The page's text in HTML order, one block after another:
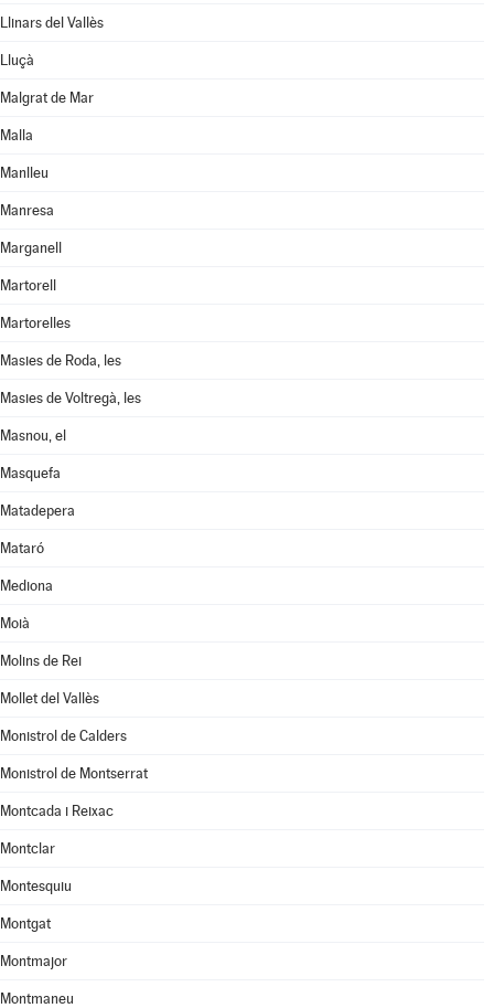
Llinars del Vallès
Lluçà
Malgrat de Mar
Malla
Manlleu
Manresa
Marganell
Martorell
Martorelles
Masies de Roda, les
Masies de Voltregà, les
Masnou, el
Masquefa
Matadepera
Mataró
Mediona
Moià
Molins de Rei
Mollet del Vallès
Monistrol de Calders
Monistrol de Montserrat
Montcada i Reixac
Montclar
Montesquiu
Montgat
Montmajor
Montmaneu